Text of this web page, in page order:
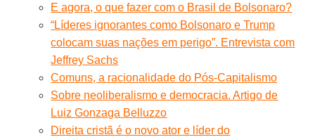
E agora, o que fazer com o Brasil de Bolsonaro?
“Líderes ignorantes como Bolsonaro e Trump
colocam suas nações em perigo”. Entrevista com
Jeffrey Sachs
Comuns, a racionalidade do Pós-Capitalismo
Sobre neoliberalismo e democracia. Artigo de
Luiz Gonzaga Belluzzo
Direita cristã é o novo ator e líder do